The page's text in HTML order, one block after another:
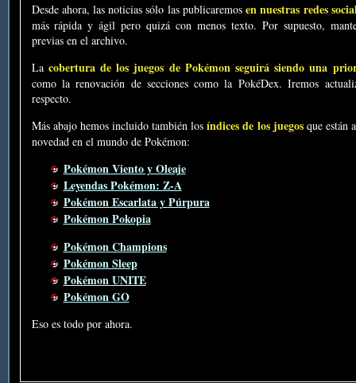
Desde ahora, las noticias sólo las publicaremosen nuestras redes
más rápida y ágil pero quizá con menos texto. Por supuesto,
previas en el archivo.
La cobertura de los juegos de Pokémon seguirá siendo una
como la renovación de secciones como la PokéDex. Iremos
respecto.
Más abajo hemos incluido también losíndices de los juegosque están
novedad en el mundo de Pokémon:
Pokémon Viento y Oleaje
Leyendas Pokémon: Z-A
Pokémon Escarlata y Púrpura
Pokémon Pokopia
Pokémon Champions
Pokémon Sleep
Pokémon UNITE
Pokémon GO
Eso es todo por ahora.